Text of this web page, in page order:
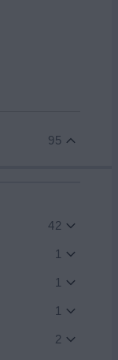
95
42
1
1
1
2